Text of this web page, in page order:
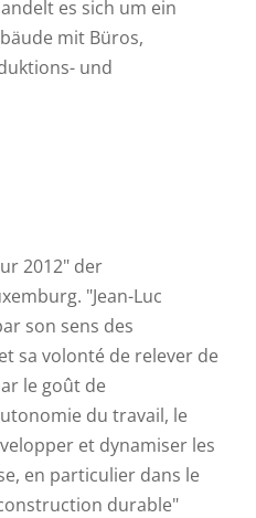
es sich um ein
mit Büros,
und
2012" der
"Jean-Luc
son sens des
sa volonté de relever de
le goût de
du travail, le
et dynamiser les
en particulier dans le
durable"